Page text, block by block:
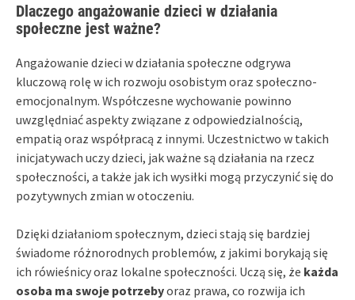
Dlaczego angażowanie dzieci w działania
społeczne jest ważne?
Angażowanie dzieci w działania społeczne odgrywa
kluczową rolę w ich rozwoju osobistym oraz społeczno-
emocjonalnym. Współczesne wychowanie powinno
uwzględniać aspekty związane z odpowiedzialnością,
empatią oraz współpracą z innymi. Uczestnictwo w takich
inicjatywach uczy dzieci, jak ważne są działania na rzecz
społeczności, a także jak ich wysiłki mogą przyczynić się do
pozytywnych zmian w otoczeniu.
Dzięki działaniom społecznym, dzieci stają się bardziej
świadome różnorodnych problemów, z jakimi borykają się
ich rówieśnicy oraz lokalne społeczności. Uczą się, że każda
osoba ma swoje potrzebyoraz prawa, co rozwija ich